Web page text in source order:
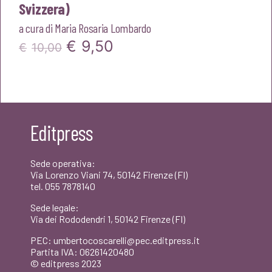
Svizzera)
a cura di Maria Rosaria Lombardo
€ 10,00 Il
€10,00.
€ 9,50
Editpress
Sede operativa:
Via Lorenzo Viani 74, 50142 Firenze (FI)
tel. 055 7878140
Sede legale:
Via dei Rododendri 1, 50142 Firenze (FI)
PEC: umbertocoscarelli@pec.editpress.it
Partita IVA: 06261420480
© editpress 2023